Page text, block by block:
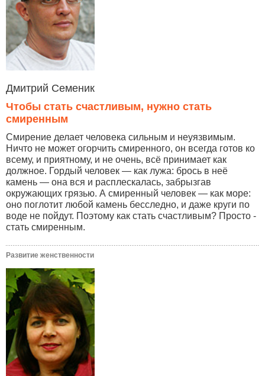
Дмитрий Семеник
Чтобы стать счастливым, нужно стать
смиренным
Смирение делает человека сильным и неуязвимым.
Ничто не может огорчить смиренного, он всегда готов ко
всему, и приятному, и не очень, всё принимает как
должное. Гордый человек — как лужа: брось в неё
камень — она вся и расплескалась, забрызгав
окружающих грязью. А смиренный человек — как море:
оно поглотит любой камень бесследно, и даже круги по
воде не пойдут. Поэтому как стать счастливым? Просто -
стать смиренным.
Развитие женственности